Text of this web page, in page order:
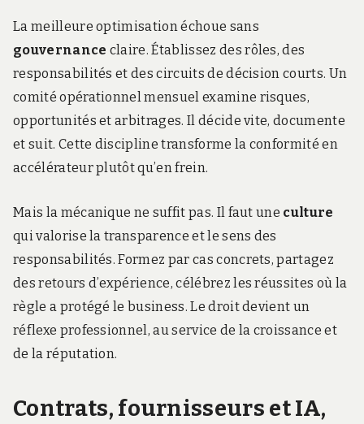
La meilleure optimisation échoue sans
gouvernance claire. Établissez des rôles, des
responsabilités et des circuits de décision courts. Un
comité opérationnel mensuel examine risques,
opportunités et arbitrages. Il décide vite, documente
et suit. Cette discipline transforme la conformité en
accélérateur plutôt qu’en frein.
Mais la mécanique ne suffit pas. Il faut une culture
qui valorise la transparence et le sens des
responsabilités. Formez par cas concrets, partagez
des retours d’expérience, célébrez les réussites où la
règle a protégé le business. Le droit devient un
réflexe professionnel, au service de la croissance et
de la réputation.
Contrats, fournisseurs et IA,